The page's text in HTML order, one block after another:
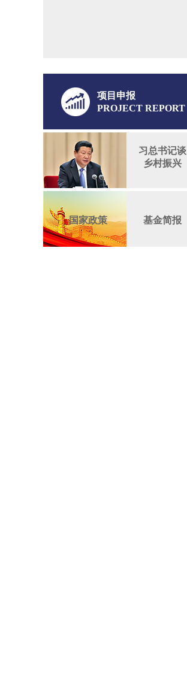
项目申报
PROJECT REPORT
习总书记谈
乡村振兴
国家政策 基金简报